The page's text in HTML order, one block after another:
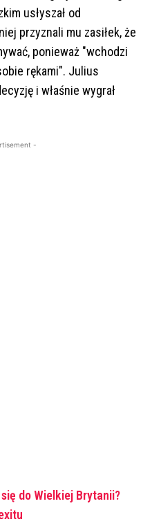
usłyszał od
przyznali mu zasiłek, że
ponieważ "wchodzi
rękami". Julius
i właśnie wygrał
-
do Wielkiej Brytanii?